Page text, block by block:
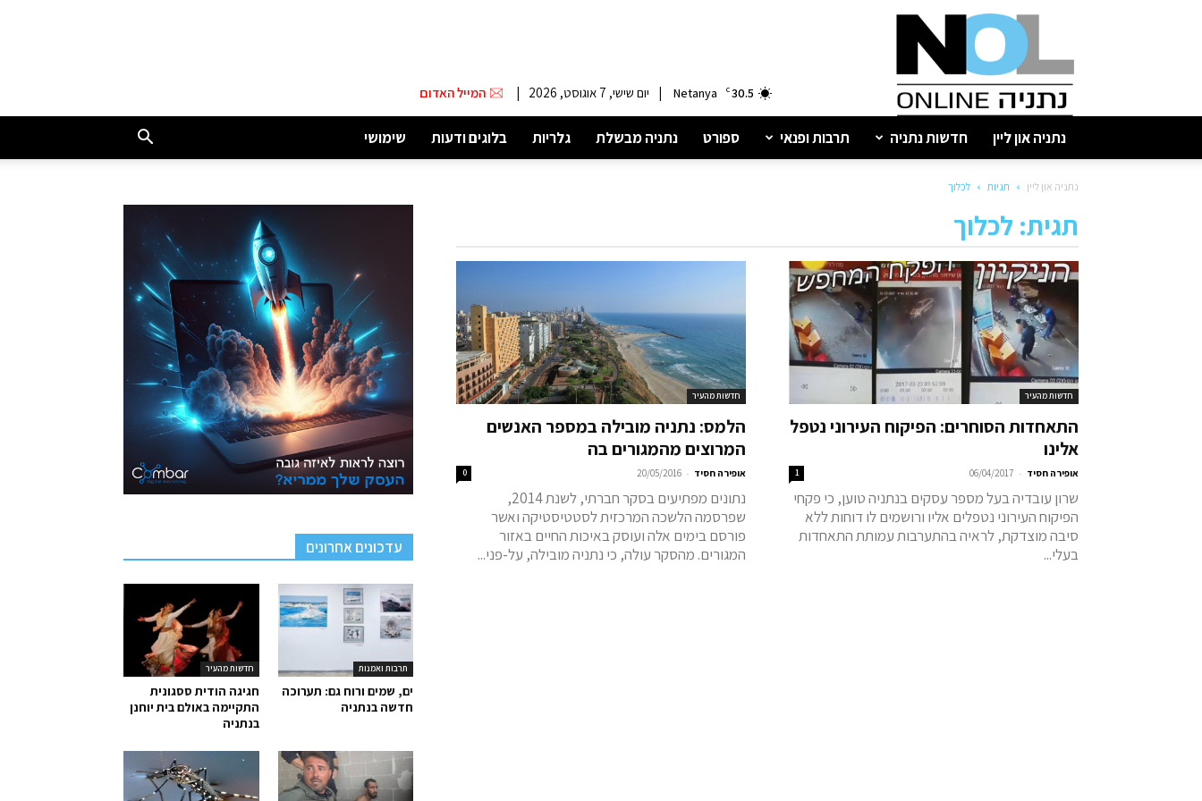
נתניה
30.5
C
Netanya
| יום שישי, 7 אוגוסט, 2026 | המייל האדום
נתניה און ליין חדשות נתניה תרבות ופנאי ספורט נתניה מבשלת גלריות בלוגים ודעות שימושי
נתניה און ליין תגיות לכלוך
תגית: לכלוך
חדשות מהעיר
התאחדות הסוחרים: הפיקוח העירוני נטפל
אלינו
אופירה חסיד -
06/04/2017
1
שרון עובדיה בעל מספר עסקים בנתניה טוען, כי פקחי
הפיקוח העירוני נטפלים אליו ורושמים לו דוחות ללא
סיבה מוצדקת, לראיה בהתערבות עמותת התאחדות
בעלי...
חדשות מהעיר
הלמס: נתניה מובילה במספר האנשים
המרוצים מהמגורים בה
אופירה חסיד -
20/05/2016
0
נתונים מפתיעים בסקר חברתי, לשנת 2014,
שפרסמה הלשכה המרכזית לסטטיסטיקה ואשר
פורסם בימים אלה ועוסק באיכות החיים באזור
המגורים. מהסקר עולה, כי נתניה מובילה, על-פני...
עדכונים אחרונים
חדשות מהעיר
חגיגה הודית ססגונית
התקיימה באולם בית יוחנן
בנתניה
תרבות ואמנות
ים, שמים ורוח גם: תערוכה
חדשה בנתניה